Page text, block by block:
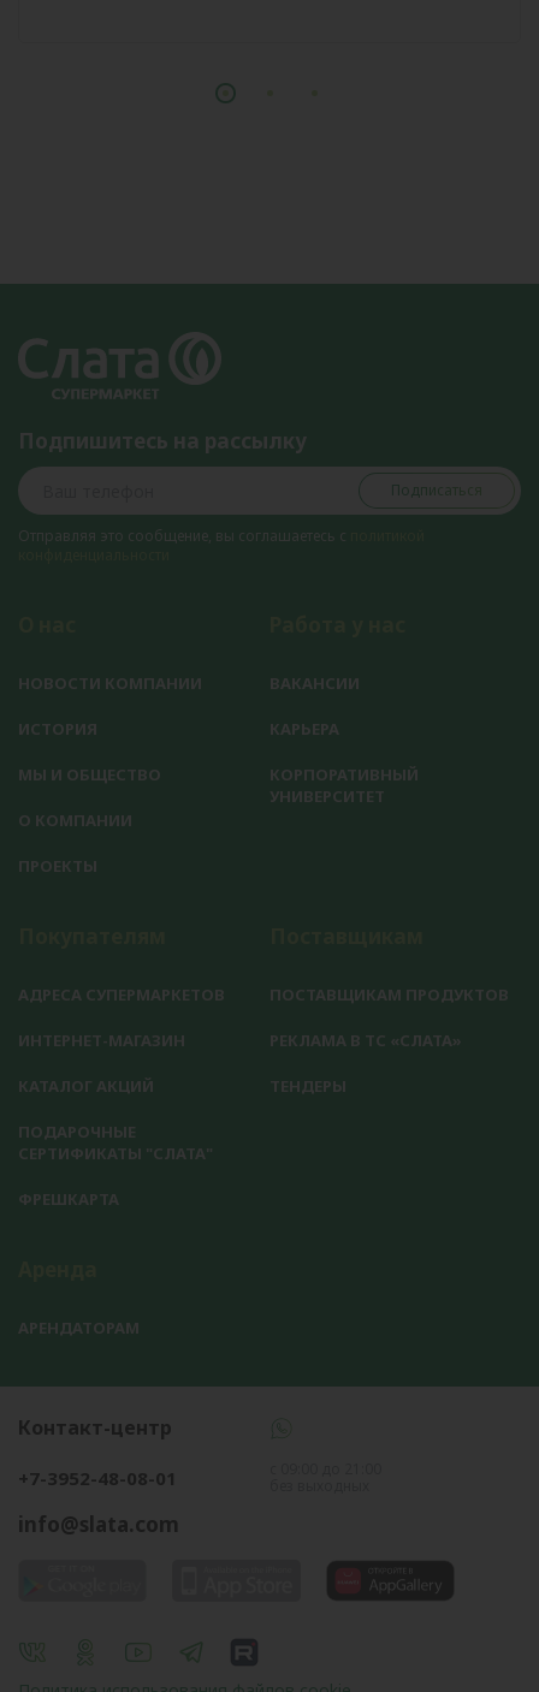
Подпишитесь на рассылку
Подписаться
Отправляя это сообщение, вы соглашаетесь с
НОВОСТИ КОМПАНИИ
ИСТОРИЯ
МЫ И ОБЩЕСТВО
О КОМПАНИИ
ПРОЕКТЫ
ВАКАНСИИ
КАРЬЕРА
КОРПОРАТИВНЫЙ
УНИВЕРСИТЕТ
АДРЕСА СУПЕРМАРКЕТОВ
ИНТЕРНЕТ-МАГАЗИН
КАТАЛОГ АКЦИЙ
ПОДАРОЧНЫЕ
СЕРТИФИКАТЫ "СЛАТА"
ФРЕШКАРТА
ПОСТАВЩИКАМ ПРОДУКТОВ
РЕКЛАМА В ТС «СЛАТА»
ТЕНДЕРЫ
АРЕНДАТОРАМ
Контакт-центр
+7-3952-48-08-01
info@slata.com